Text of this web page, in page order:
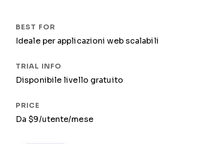
Ideale per applicazioni web scalabili
Disponibile livello gratuito
Da $9/utente/mese